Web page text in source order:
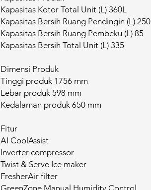
Kapasitas Kotor Total Unit (L) 360L
Kapasitas Bersih Ruang Pendingin (L) 250
Kapasitas Bersih Ruang Pembeku (L) 85
Kapasitas Bersih Total Unit (L) 335
Dimensi Produk
Tinggi produk 1756 mm
Lebar produk 598 mm
Kedalaman produk 650 mm
Fitur
AI CoolAssist
Inverter compressor
Twist & Serve Ice maker
FresherAir filter
GreenZone Manual Humidity Control